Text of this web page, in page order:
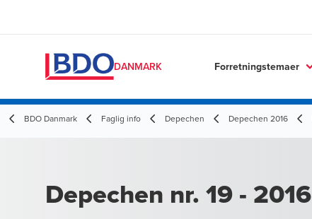
DANMARK Forretningstemaer
BDO Danmark Faglig info Depechen Depechen 2016
Depechen nr. 19 - 2016